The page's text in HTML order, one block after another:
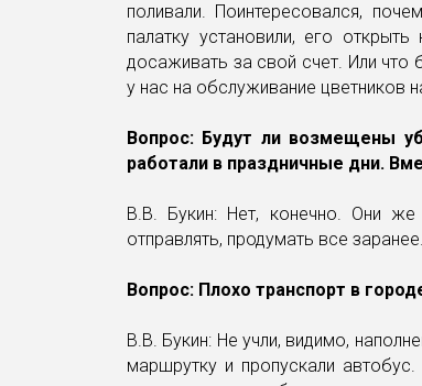
поливали. Поинтересовался,
палатку установили, его
досаживать за свой счет. Или что
у нас на обслуживание цветников
Вопрос: Будут ли возмещены
работали в праздничные дни.
В.В. Букин: Нет, конечно. Они
отправлять, продумать все заранее.
Вопрос: Плохо транспорт в
В.В. Букин: Не учли, видимо,
маршрутку и пропускали